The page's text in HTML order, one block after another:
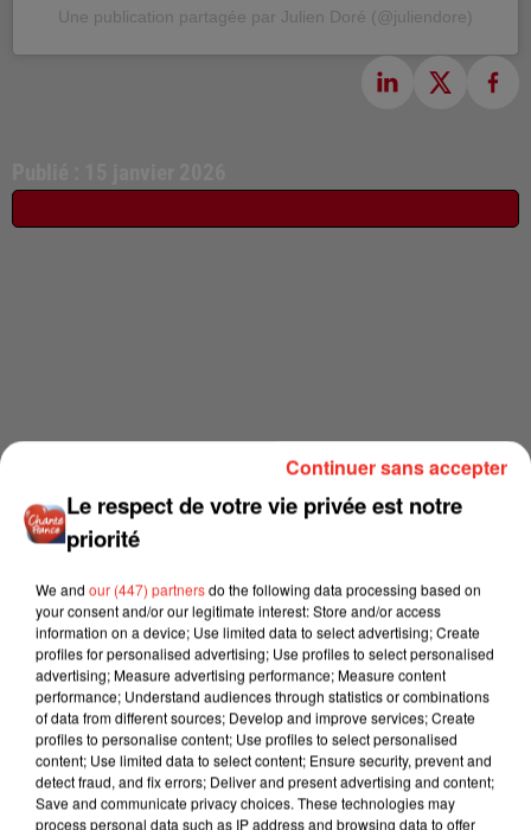
Une publication partagée par Julien Doré (@juliendore)
Le respect de votre vie privée est notre
priorité
We and our (447) partnersdo the following data processing based on
your consent and/or our legitimate interest: Store and/or access
information on a device; Use limited data to select advertising; Create
profiles for personalised advertising; Use profiles to select personalised
advertising; Measure advertising performance; Measure content
performance; Understand audiences through statistics or combinations
of data from different sources; Develop and improve services; Create
profiles to personalise content; Use profiles to select personalised
content; Use limited data to select content; Ensure security, prevent and
detect fraud, and fix errors; Deliver and present advertising and content;
Save and communicate privacy choices. These technologies may
process personal data such as IP address and browsing data to offer
Continuer sans accepter